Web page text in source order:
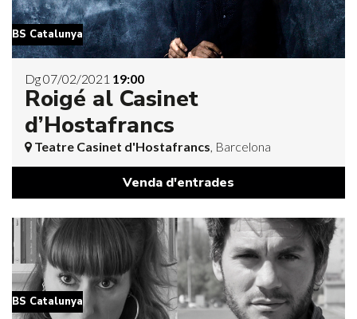
BS Catalunya
Dg 07/02/2021 19:00
Roigé al Casinet
d’Hostafrancs
Teatre Casinet d'Hostafrancs, Barcelona
Venda d'entrades
BS Catalunya